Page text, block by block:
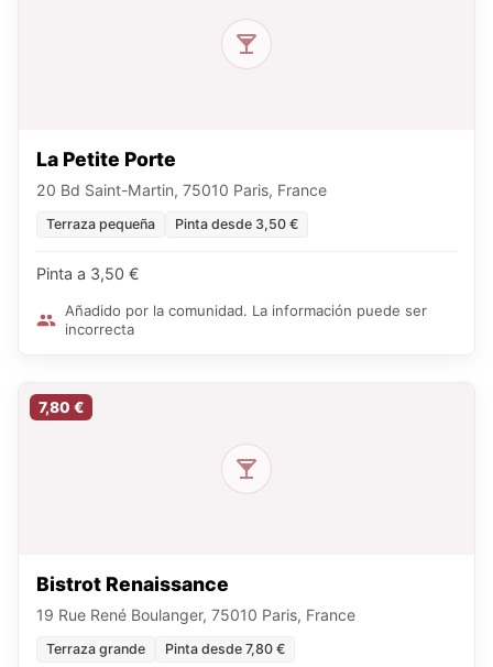
La Petite Porte
20 Bd Saint-Martin, 75010 Paris, France
Terraza pequeña Pinta desde 3,50 €
Pinta a 3,50 €
Añadido por la comunidad. La información puede ser
incorrecta
7,80 €
Bistrot Renaissance
19 Rue René Boulanger, 75010 Paris, France
Terraza grande Pinta desde 7,80 €